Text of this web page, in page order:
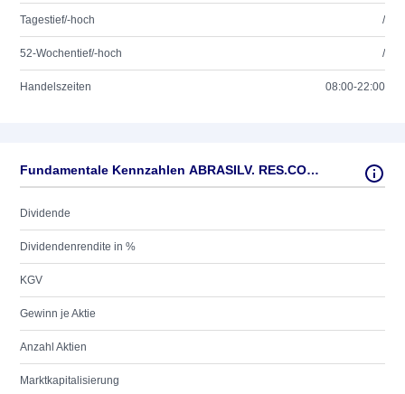
Tagestief/-hoch /
52-Wochentief/-hoch /
Handelszeiten 08:00-22:00
Fundamentale Kennzahlen ABRASILV. RES.CORP. O.N.
Dividende
Dividendenrendite in %
KGV
Gewinn je Aktie
Anzahl Aktien
Marktkapitalisierung